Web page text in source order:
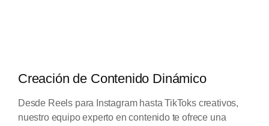
Creación de Contenido Dinámico
Desde Reels para Instagram hasta TikToks creativos,
nuestro equipo experto en contenido te ofrece una